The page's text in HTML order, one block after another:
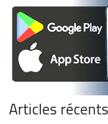
Articles récents